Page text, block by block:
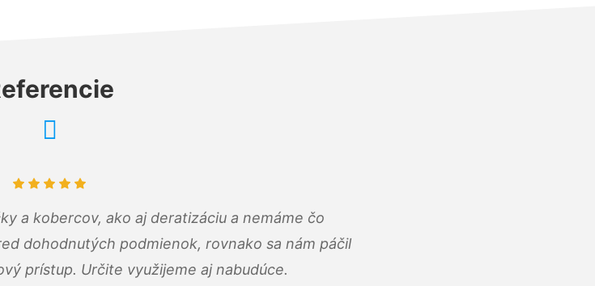
a kobercov, ako aj deratizáciu a nemáme čo
dohodnutých podmienok, rovnako sa nám páčil
prístup. Určite využijeme aj nabudúce.